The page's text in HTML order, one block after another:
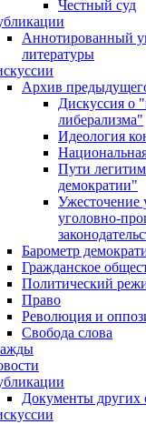
Честный суд
Аннотированный
литературы
Архив
Дискуссия о
либерализма"
Идеология
Пути
демократии"
Ужесточение
уголовно-
Барометр
Гражданское
Политический
Право
Революция и
Свобода слова
Документы других